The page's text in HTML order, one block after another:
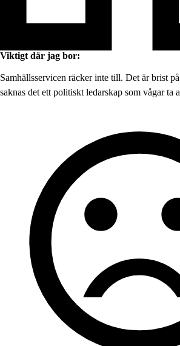
Viktigt där jag bor:
Samhällsservicen räcker inte till. Det är brist
saknas det ett politiskt ledarskap som vågar ta